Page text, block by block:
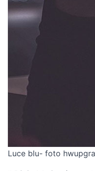
Luce blu- foto